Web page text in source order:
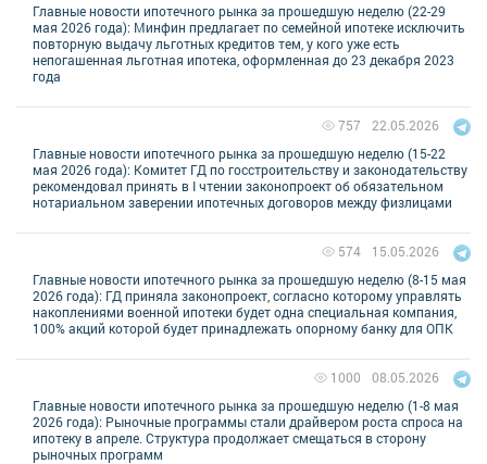
Главные новости ипотечного рынка за прошедшую неделю (22-29
мая 2026 года): Минфин предлагает по семейной ипотеке исключить
повторную выдачу льготных кредитов тем, у кого уже есть
непогашенная льготная ипотека, оформленная до 23 декабря 2023
года
Главные новости ипотечного рынка за прошедшую неделю (15-22
мая 2026 года): Комитет ГД по госстроительству и законодательству
рекомендовал принять в I чтении законопроект об обязательном
нотариальном заверении ипотечных договоров между физлицами
22.05.2026
757
Главные новости ипотечного рынка за прошедшую неделю (8-15 мая
2026 года): ГД приняла законопроект, согласно которому управлять
накоплениями военной ипотеки будет одна специальная компания,
100% акций которой будет принадлежать опорному банку для ОПК
15.05.2026
574
Главные новости ипотечного рынка за прошедшую неделю (1-8 мая
2026 года): Рыночные программы стали драйвером роста спроса на
ипотеку в апреле. Структура продолжает смещаться в сторону
рыночных программ
08.05.2026
1000